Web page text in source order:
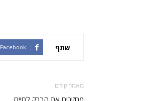
שתף Facebook
מאמר קודם